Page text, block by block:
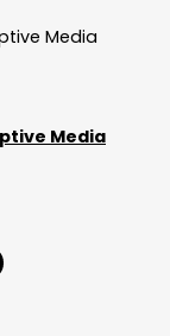
Media
Media